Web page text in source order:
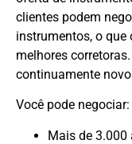
clientes podem
instrumentos, o
melhores
continuamente
Você pode negociar:
Mais de 3.000